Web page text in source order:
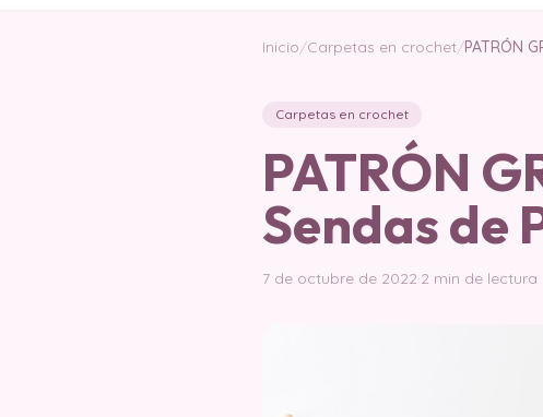
Inicio/Carpetas en crochet/PATRÓN
Carpetas en crochet
PATRÓN
Sendas de
7 de octubre de 2022·2 min de lectura